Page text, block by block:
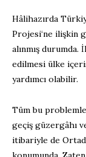
Hâlihazırda
Projesi‘ne ilişkin
alınmış
edilmesi ülke
yardımcı olabilir.
Tüm bu
geçiş güzergâhı
itibariyle de